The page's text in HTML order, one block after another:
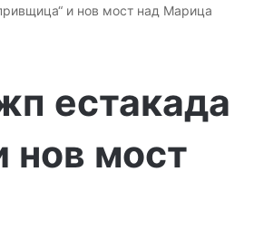
и нов мост над Марица
естакада
нов мост